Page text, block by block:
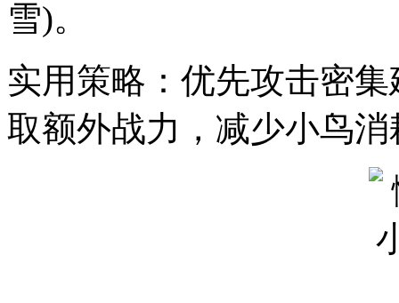
雪)。
实用策略：优先攻击密
取额外战力，减少小鸟消